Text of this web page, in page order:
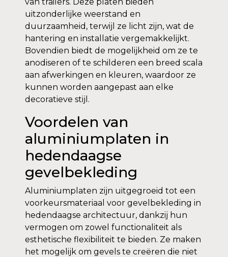
uitzonderlijke weerstand en
duurzaamheid, terwijl ze licht zijn, wat de
hantering en installatie vergemakkelijkt.
Bovendien biedt de mogelijkheid om ze te
anodiseren of te schilderen een breed scala
aan afwerkingen en kleuren, waardoor ze
kunnen worden aangepast aan elke
decoratieve stijl.
Voordelen van
aluminiumplaten in
hedendaagse
gevelbekleding
Aluminiumplaten zijn uitgegroeid tot een
voorkeursmateriaal voor gevelbekleding in
hedendaagse architectuur, dankzij hun
vermogen om zowel functionaliteit als
esthetische flexibiliteit te bieden. Ze maken
het mogelijk om gevels te creëren die niet